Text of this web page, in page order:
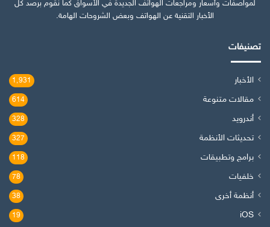
لمواصفات وأسعار ومراجعات الهواتف الجديدة في الأسواق كما نقوم برصد كل
الأخبار التقنية عن الهواتف وبعض الشروحات الهامة.
تصنيفات
الأخبار 1٬931
مقالات متنوعة 614
أندرويد 328
تحديثات الأنظمة 327
برامج وتطبيقات 118
خلفيات 78
أنظمة أخرى 38
iOS
19